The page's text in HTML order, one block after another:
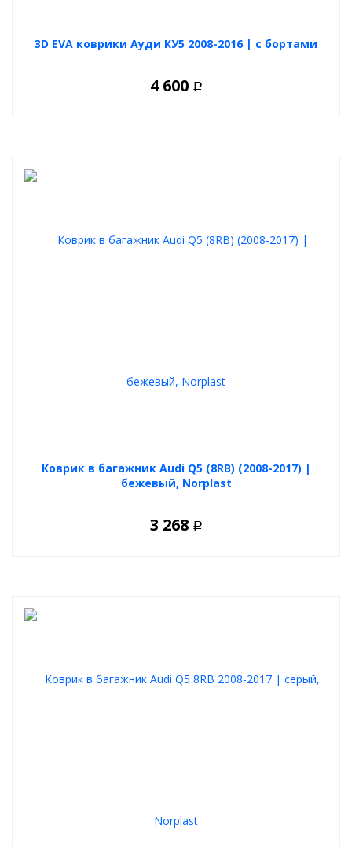
3D EVA коврики Ауди КУ5 2008-2016 | с бортами
4 600 Р
Коврик в багажник Audi Q5 (8RB) (2008-2017) |
бежевый, Norplast
3 268 Р